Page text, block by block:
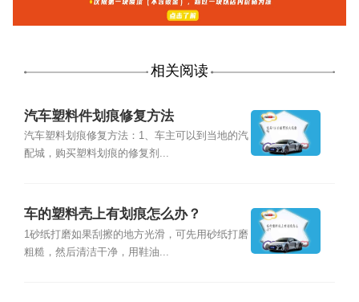
相关阅读
汽车塑料件划痕修复方法
汽车塑料划痕修复方法：1、车主可以到当地的汽
配城，购买塑料划痕的修复剂...
车的塑料壳上有划痕怎么办？
1砂纸打磨如果刮擦的地方光滑，可先用砂纸打磨
粗糙，然后清洁干净，用鞋油...